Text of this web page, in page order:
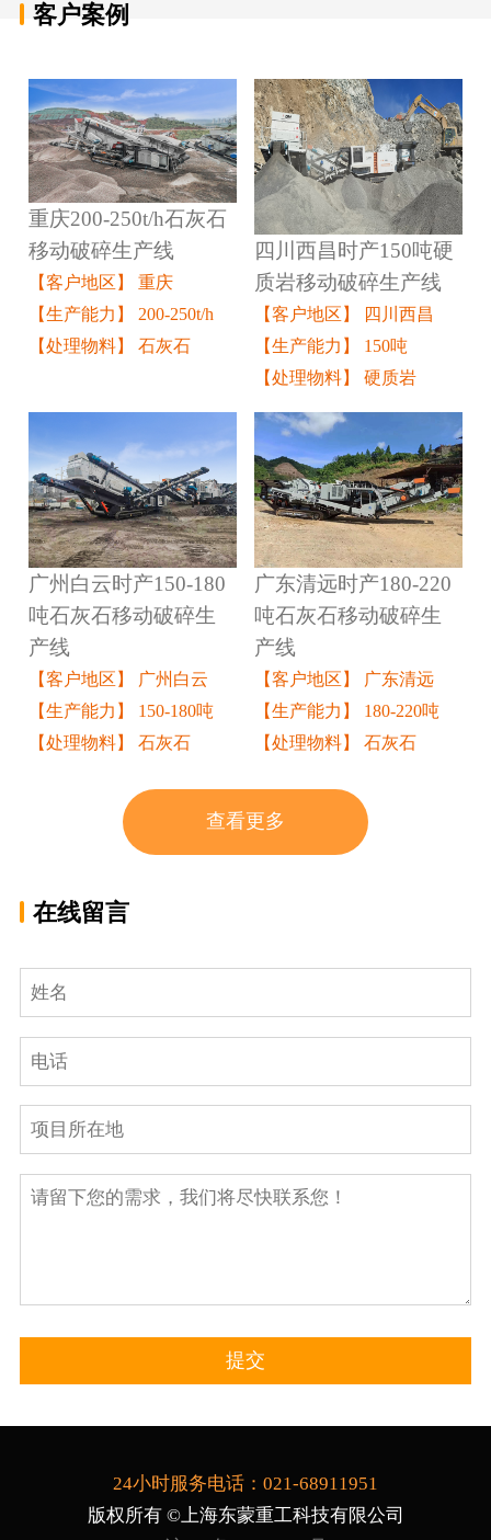
客户案例
重庆200-250t/h石灰石
移动破碎生产线
【客户地区】 重庆
【生产能力】 200-250t/h
【处理物料】 石灰石
四川西昌时产150吨硬
质岩移动破碎生产线
【客户地区】 四川西昌
【生产能力】 150吨
【处理物料】 硬质岩
广州白云时产150-180
吨石灰石移动破碎生
产线
【客户地区】 广州白云
【生产能力】 150-180吨
【处理物料】 石灰石
广东清远时产180-220
吨石灰石移动破碎生
产线
【客户地区】 广东清远
【生产能力】 180-220吨
【处理物料】 石灰石
查看更多
在线留言
24小时服务电话：021-68911951
版权所有 ©上海东蒙重工科技有限公司